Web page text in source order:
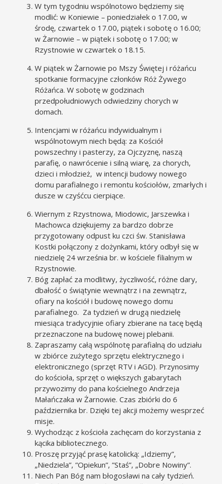
W tym tygodniu wspólnotowo będziemy się
modlić: w Koniewie – poniedziałek o 17.00, w
środę, czwartek o 17.00, piątek i sobotę o 16.00;
w Żarnowie – w piątek i sobotę o 17.00; w
Rzystnowie w czwartek o 18.15.
W piątek w Żarnowie po Mszy Świętej i różańcu
spotkanie formacyjne członków Róż Żywego
Różańca. W sobotę w godzinach
przedpołudniowych odwiedziny chorych w
domach.
Intencjami w różańcu indywidualnym i
wspólnotowym niech będą: za Kościół
powszechny i pasterzy, za Ojczyznę, naszą
parafię, o nawrócenie i silną wiarę, za chorych,
dzieci i młodzież, w intencji budowy nowego
domu parafialnego i remontu kościołów, zmarłych i
dusze w czyśćcu cierpiące.
Wiernym z Rzystnowa, Miodowic, Jarszewka i
Machowca dziękujemy za bardzo dobrze
przygotowany odpust ku czci św. Stanisława
Kostki połączony z dożynkami, który odbył się w
niedzielę 24 września br. w kościele filialnym w
Rzystnowie.
Bóg zapłać za modlitwy, życzliwość, różne dary,
dbałość o świątynie wewnątrz i na zewnątrz,
ofiary na kościół i budowę nowego domu
parafialnego. Za tydzień w drugą niedzielę
miesiąca tradycyjnie ofiary zbierane na tacę będą
przeznaczone na budowę nowej plebanii.
Zapraszamy całą wspólnotę parafialną do udziału
w zbiórce zużytego sprzętu elektrycznego i
elektronicznego (sprzęt RTV i AGD). Przynosimy
do kościoła, sprzęt o większych gabarytach
przywozimy do pana kościelnego Andrzeja
Małańczaka w Żarnowie. Czas zbiórki do 6
października br. Dzięki tej akcji możemy wesprzeć
misje.
Wychodząc z kościoła zachęcam do korzystania z
kącika bibliotecznego.
Proszę przyjąć prasę katolicką: „Idziemy”,
„Niedziela”, ”Opiekun”, ”Staś”, „Dobre Nowiny”.
Niech Pan Bóg nam błogosławi na cały tydzień.